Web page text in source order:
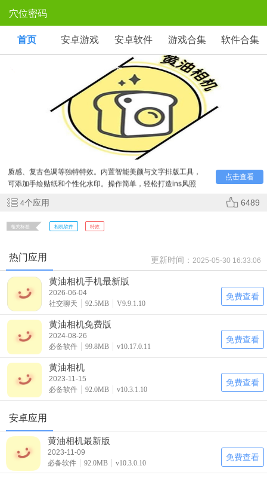
穴位密码
首页 安卓游戏 安卓软件 游戏合集 软件合集
黄油相机app版本合集
点击查看
《黄油相机》是一款主打文艺滤镜的摄影APP，提供胶片
质感、复古色调等独特特效。内置智能美颜与文字排版工具，
可添加手绘贴纸和个性化水印。操作简单，轻松打造ins风照
4个应用 6489
相关标签 相机软件 特效
热门应用 更新时间： 2025-05-30 16:33:06
黄油相机手机最新版
2026-06-04
社交聊天
92.5MB V9.9.1.10
免费查看
黄油相机免费版
2024-08-26
必备软件
99.8MB v10.17.0.11
免费查看
黄油相机
2023-11-15
必备软件
92.0MB v10.3.1.10
免费查看
安卓应用
黄油相机最新版
2023-11-09
必备软件
92.0MB v10.3.0.10
免费查看